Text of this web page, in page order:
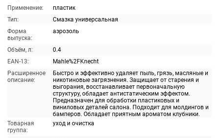
Применение:
пластик
Тип:
Смазка универсальная
Форма
выпуска:
аэрозоль
Объём, л:
0.4
EAN-13:
Mahle%2FKnecht
Расширенное
описание:
Быстро и эффективно удаляет пыль, грязь, масляные и
никотиновые загрязнения. Защищает от старения и
выгорания, восстанавливает первоначальную
структуру, обладает антистатическим эффектом.
Предназначен для обработки пластиковых и
виниловых деталей салона. Подходит для молдингов и
бамперов. Обладает приятным ароматом клубники.
Товарная
группа:
уход и очистка